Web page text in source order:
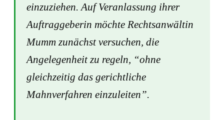
einzuziehen. Auf Veranlassung ihrer
Auftraggeberin möchte Rechtsanwältin
Mumm zunächst versuchen, die
Angelegenheit zu regeln, “ohne
gleichzeitig das gerichtliche
Mahnverfahren einzuleiten”.